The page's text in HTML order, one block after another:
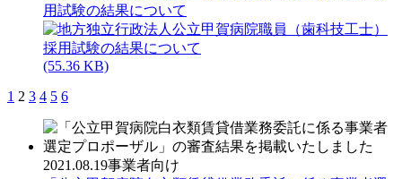
用試験の結果について
(55.36 KB)
1 2 3 4 5 6
2021.08.19事業者向け